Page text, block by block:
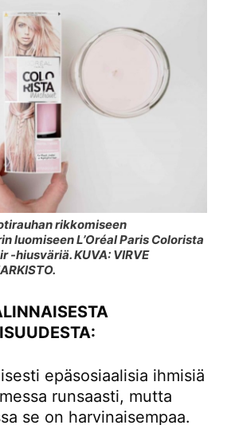
rikkomiseen
luomiseen L’Oréal Paris Colorista
-hiusväriä. KUVA: VIRVE
epäsosiaalisia ihmisiä
runsaasti, mutta
se on harvinaisempaa.